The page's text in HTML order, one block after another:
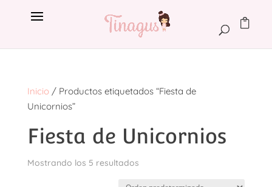
Inicio/ Productos etiquetados “Fiesta de
Unicornios”
Fiesta de Unicornios
Mostrando los 5 resultados